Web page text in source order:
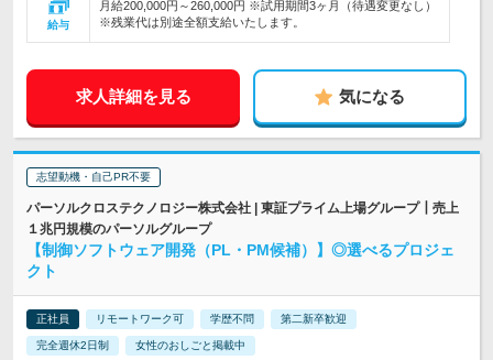
給与
月給200,000円～260,000円 ※試用期間3ヶ月（待遇変更なし）
※残業代は別途全額支給いたします。
求人詳細を見る 気になる
志望動機・自己PR不要
パーソルクロステクノロジー株式会社 | 東証プライム上場グループ┃売上
１兆円規模のパーソルグループ
【制御ソフトウェア開発（PL・PM候補）】◎選べるプロジェ
クト
正社員 リモートワーク可 学歴不問 第二新卒歓迎
完全週休2日制 女性のおしごと掲載中